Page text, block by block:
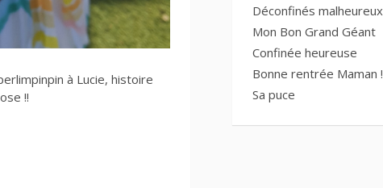
à Lucie, histoire
!!
Déconfinés malheureux
Mon Bon Grand Géant
Confinée heureuse
Bonne rentrée Maman !
Sa puce